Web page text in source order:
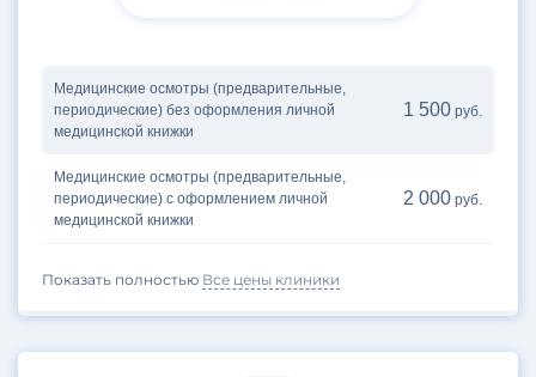
Медицинские осмотры (предварительные,
периодические) без оформления личной
медицинской книжки
1 500 руб.
Медицинские осмотры (предварительные,
периодические) с оформлением личной
медицинской книжки
2 000 руб.
Показать полностью Все цены клиники